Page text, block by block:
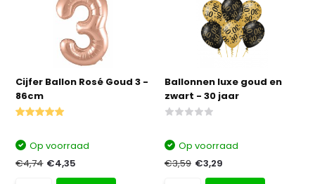
Cijfer Ballon Rosé Goud 3 -
86cm
Op voorraad
€4,74 €4,35
Ballonnen luxe goud en
zwart - 30 jaar
Op voorraad
€3,59 €3,29